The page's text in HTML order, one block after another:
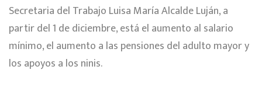
Secretaria del Trabajo Luisa María Alcalde Luján, a
partir del 1 de diciembre, está el aumento al salario
mínimo, el aumento a las pensiones del adulto mayor y
los apoyos a los ninis.